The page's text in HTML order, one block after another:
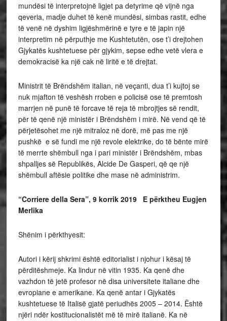
mundësi të interpretojnë ligjet pa detyrime që vijnë nga
qeveria, madje duhet të kenë mundësi, simbas rastit, edhe
të venë në dyshim ligjëshmërinë e tyre e të japin një
interpretim në përputhje me Kushtetutën, ose t’i drejtohen
Gjykatës kushtetuese për gjykim, sepse edhe vetë vlera e
demokracisë ka një cak në liritë e të drejtat.
Ministrit të Brëndshëm italian, në veçanti, dua t’i kujtoj se
nuk mjafton të veshësh rroben e policisë ose të premtosh
marrjen në punë të forcave të reja të mbrojtjes së rendit,
për të qenë një ministër i Brëndshëm i mirë. Në vend që të
përjetësohet me një mitraloz në dorë, më pas me një
pushkë e së fundi me një revole elektrike, do të bënte mirë
të merrte shëmbull nga i pari ministër i Brëndshëm, mbas
shpalljes së Republikës, Alcide De Gasperi, që qe një
shëmbull aftësie politike dhe mase në administrim.
“Corriere della Sera”, 9 korrik 2019 E përktheu Eugjen
Merlika
Shënim i përkthyesit:
Autori i kërij shkrimi është editorialist i njohur i kësaj të
përditëshmeje. Ka lindur në vitin 1935. Ka qenë dhe
vazhdon të jetë profesor në disa universitete italiane dhe
evropiane e amerikane. Ka qenë antar i Gjykatës
kushtetuese të Italisë gjatë periudhës 2005 – 2014. Është
njëri ndër kostitucionalistët më të mirë italianë. Ka në